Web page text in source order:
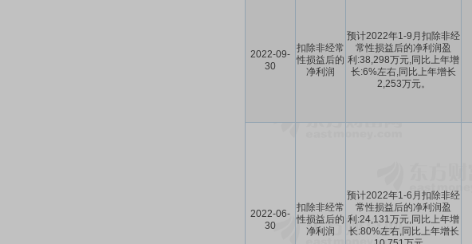
2022-09-
30
扣除非经常
性损益后的
净利润
预计2022年1-9月扣除非经
常性损益后的净利润盈
利:38,298万元,同比上年增
长:6%左右,同比上年增长
2,253万元。
2022-06-
30
扣除非经常
性损益后的
净利润
预计2022年1-6月扣除非经
常性损益后的净利润盈
利:24,131万元,同比上年增
长:80%左右,同比上年增长